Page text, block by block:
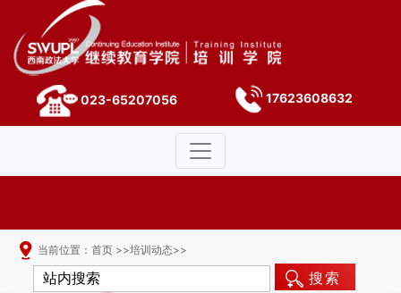
023-65207056 17623608632
当前位置： 首页 >>培训动态>>
搜索